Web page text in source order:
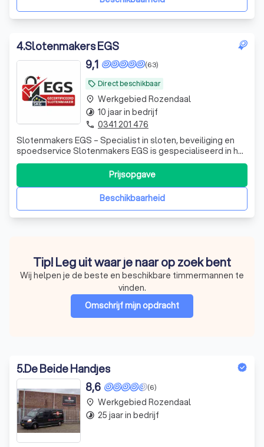
4.Slotenmakers EGS
local_offer Direct beschikbaar
(63)
9,1
Slotenmakers EGS – Specialist in sloten, beveiliging en
spoedservice Slotenmakers EGS is gespecialiseerd in het
schadevrij openen, repareren en vervangen van sloten. Wij
helpen zowel particulieren als bedrijven met alle soorten
slotproblemen, zoals buitensluitingen, kapotte sloten,
cilinders verva
Beschikbaarheid
Prijsopgave
place Werkgebied Rozendaal
timelapse 10 jaar in bedrijf
phone 0341 201 476
Tip! Leg uit waar je naar op zoek bent
Wij helpen je de beste en beschikbare timmermannen te
vinden.
Omschrijf mijn opdracht
5.De Beide Handjes
(6)
8,6
place Werkgebied Rozendaal
timelapse 25 jaar in bedrijf